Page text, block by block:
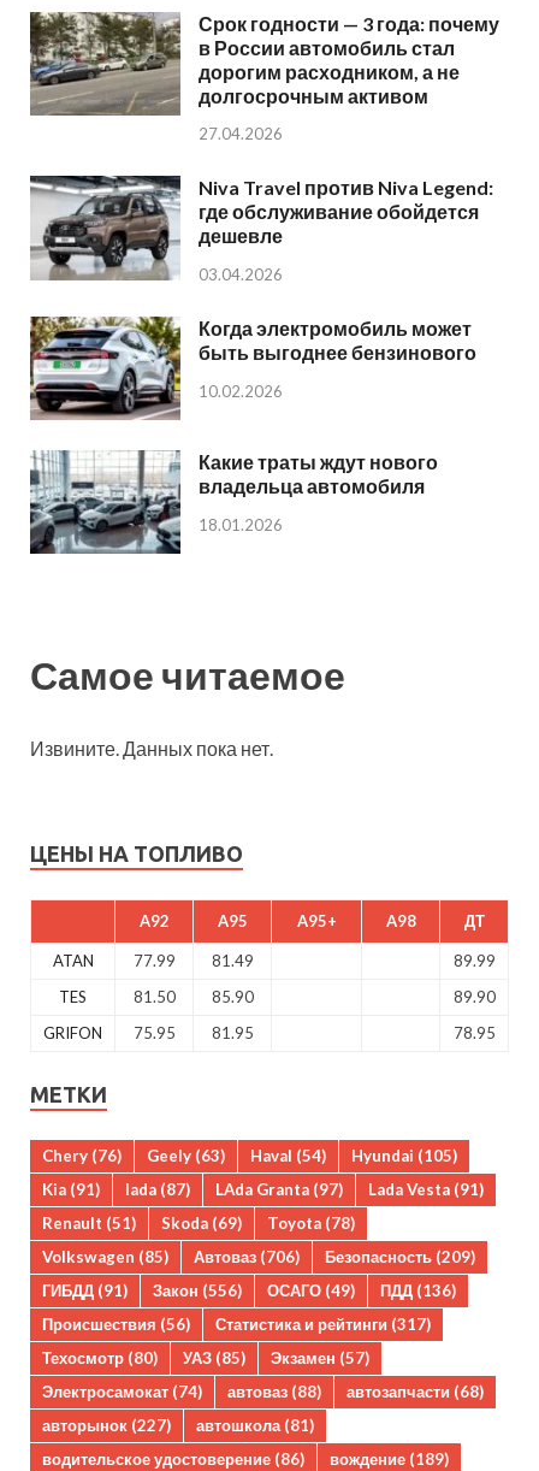
Срок годности — 3 года: почему
в России автомобиль стал
дорогим расходником, а не
долгосрочным активом
27.04.2026
Niva Travel против Niva Legend:
где обслуживание обойдется
дешевле
03.04.2026
Когда электромобиль может
быть выгоднее бензинового
10.02.2026
Какие траты ждут нового
владельца автомобиля
18.01.2026
Самое читаемое
Извините. Данных пока нет.
ЦЕНЫ НА ТОПЛИВО
A92 A95 A95+ A98 ДТ
ATAN 77.99 81.49
89.99
TES
81.50 85.90
89.90
GRIFON
75.95 81.95 78.95
МЕТКИ
Chery (76) Geely (63) Haval (54) Hyundai (105)
Kia (91) lada (87) LAda Granta (97) Lada Vesta (91)
Renault (51) Skoda (69) Toyota (78)
Volkswagen (85) Автоваз (706) Безопасность (209)
ГИБДД (91) Закон (556) ОСАГО (49) ПДД (136)
Происшествия (56) Статистика и рейтинги (317)
Техосмотр (80) УАЗ (85) Экзамен (57)
Электросамокат (74) автоваз (88) автозапчасти (68)
авторынок (227) автошкола(81)
водительское удостоверение (86) вождение (189)